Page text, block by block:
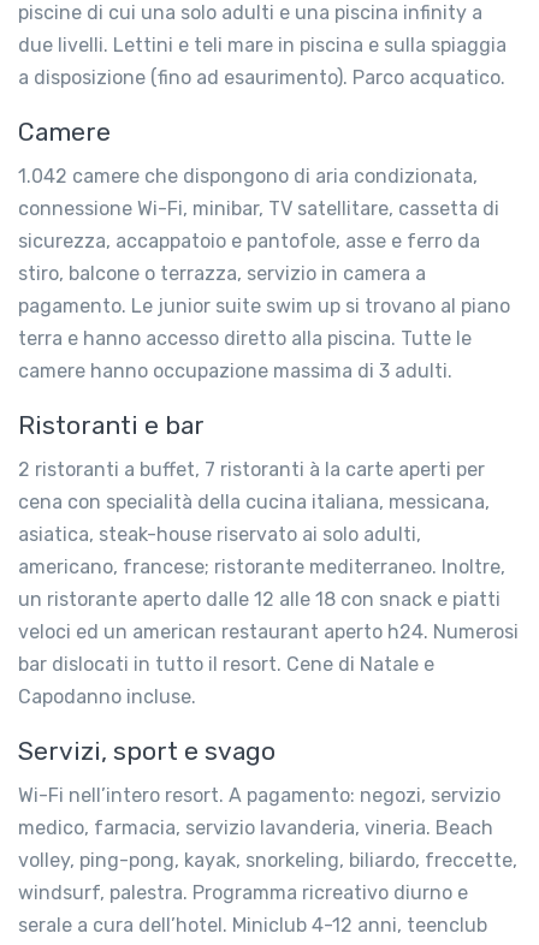
piscine di cui una solo adulti e una piscina infinity a
due livelli. Lettini e teli mare in piscina e sulla spiaggia
a disposizione (fino ad esaurimento). Parco acquatico.
Camere
1.042 camere che dispongono di aria condizionata,
connessione Wi-Fi, minibar, TV satellitare, cassetta di
sicurezza, accappatoio e pantofole, asse e ferro da
stiro, balcone o terrazza, servizio in camera a
pagamento. Le junior suite swim up si trovano al piano
terra e hanno accesso diretto alla piscina. Tutte le
camere hanno occupazione massima di 3 adulti.
Ristoranti e bar
2 ristoranti a buffet, 7 ristoranti à la carte aperti per
cena con specialità della cucina italiana, messicana,
asiatica, steak-house riservato ai solo adulti,
americano, francese; ristorante mediterraneo. Inoltre,
un ristorante aperto dalle 12 alle 18 con snack e piatti
veloci ed un american restaurant aperto h24. Numerosi
bar dislocati in tutto il resort. Cene di Natale e
Capodanno incluse.
Servizi, sport e svago
Wi-Fi nell’intero resort. A pagamento: negozi, servizio
medico, farmacia, servizio lavanderia, vineria. Beach
volley, ping-pong, kayak, snorkeling, biliardo, freccette,
windsurf, palestra. Programma ricreativo diurno e
serale a cura dell’hotel. Miniclub 4-12 anni, teenclub